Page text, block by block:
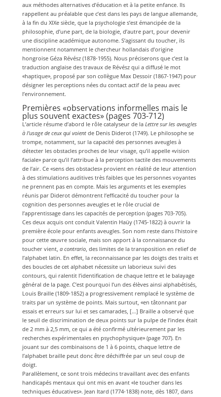
aux méthodes alternatives d’éducation et à la petite enfance. Ils
rappellent au préalable que c’est dans les pays de langue allemande,
à la fin du XIXe siècle, que la psychologie s’est émancipée de la
philosophie, d’une part, de la biologie, d’autre part, pour devenir
une discipline académique autonome. S’agissant du toucher, ils
mentionnent notamment le chercheur hollandais d’origine
hongroise Géza Révész (1878-1955). Nous préciserons que c’est la
traduction anglaise des travaux de Révész qui a diffusé le mot
«haptique», proposé par son collègue Max Dessoir (1867-1947) pour
désigner les perceptions nées du contact actif de la peau avec
l’environnement.
Premières «observations informelles mais le
plus souvent exactes» (pages 703-712)
L’article résume d’abord le rôle catalyseur de la Lettre sur les aveugles
à l’usage de ceux qui voientde Denis Diderot (1749). Le philosophe se
trompe, notamment, sur la capacité des personnes aveugles à
détecter les obstacles proches de leur visage, qu’il appelle «vision
faciale» parce qu’il l’attribue à la perception tactile des mouvements
de l’air. Ce «sens des obstacles» provient en réalité de leur attention
à des stimulations auditives très faibles que les personnes voyantes
ne prennent pas en compte. Mais les arguments et les exemples
réunis par Diderot démontrent l’efficacité du toucher pour la
cognition des personnes aveugles et le rôle crucial de
l’apprentissage dans les capacités de perception (pages 703-705).
Ces deux acquis ont conduit Valentin Haüy (1745-1822) à ouvrir la
première école pour enfants aveugles. Son nom reste dans l’histoire
pour cette œuvre sociale, mais son apport à la connaissance du
toucher vient, a contrario, des limites de la transposition en relief de
l’alphabet latin. En effet, la reconnaissance par les doigts des traits et
des boucles de cet alphabet nécessite un laborieux suivi des
contours, qui ralentit l’identification de chaque lettre et le balayage
général de la page. C’est pourquoi l’un des élèves ainsi alphabétisés,
Louis Braille (1809-1852) a progressivement remplacé le système de
traits par un système de points. Mais surtout, «en tâtonnant par
essais et erreurs sur lui et ses camarades, […] Braille a observé que
le seuil de discrimination de deux points sur la pulpe de l’index était
de 2 mm à 2,5 mm, ce qui a été confirmé ultérieurement par les
recherches expérimentales en psychophysique» (page 707). En
jouant sur des combinaisons de 1 à 6 points, chaque lettre de
l’alphabet braille peut donc être déchiffrée par un seul coup de
doigt.
Parallèlement, ce sont trois médecins travaillant avec des enfants
handicapés mentaux qui ont mis en avant «le toucher dans les
techniques éducatives». Jean Itard (1774-1838) note, dès 1807, dans